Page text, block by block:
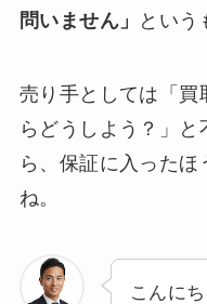
問いません」
という
売り手としては「買
らどうしよう？」
ら、保証に入ったほ
ね。
こんにち